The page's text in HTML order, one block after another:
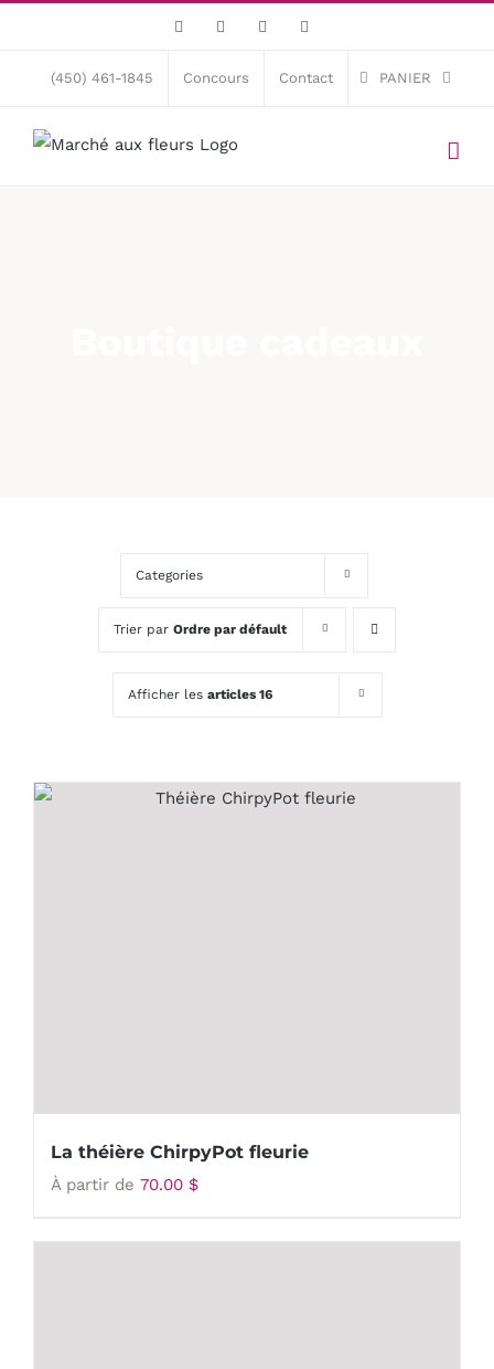
content
Facebook Instagram
(450) 461-1845 Concours Contact PANIER
Categories
Trier par Ordre par défault
Afficher les articles 16
La théière ChirpyPot fleurie
À partir de 70.00 $